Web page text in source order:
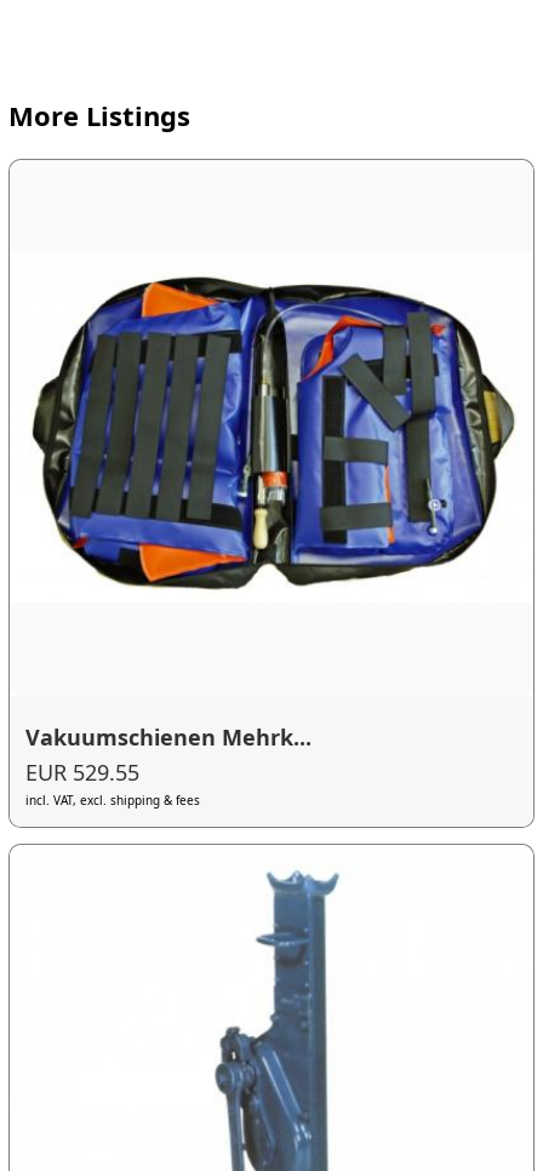
More Listings
Vakuumschienen Mehrk...
EUR 529.55
incl. VAT, excl. shipping & fees